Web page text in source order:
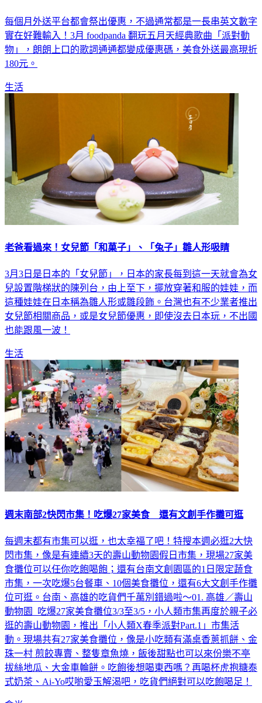
實在好難輸入！3月 foodpanda 翻玩五月天經典歌曲「派對動
物」，朗朗上口的歌詞通通都變成優惠碼，美食外送最高現折
180元。
兒設置階梯狀的陳列台，由上至下，擺放穿著和服的娃娃，而
這種娃娃在日本稱為雛人形或雛段飾。台灣也有不少業者推出
女兒節相關商品，或是女兒節優惠，即使沒去日本玩，不出國
也能跟風一波！
閃市集，像是有連續3天的壽山動物園假日市集，現場27家美
食攤位可以任你吃飽喝飽；還有台南文創園區的1日限定蔬食
市集，一次吃爆5台餐車、10個美食攤位，還有6大文創手作攤
位可逛。台南、高雄的吃貨們千萬別錯過啦～01. 高雄／壽山
動物園 吃爆27家美食攤位3/3至3/5，小人類市集再度於親子必
逛的壽山動物園，推出「小人類X春季派對Part.1」市集活
動。現場共有27家美食攤位，像是小吃類有滿桌香蔥抓餅、金
珠一村 煎餃專賣、整隻章魚燒，飯後甜點也可以來份樂不亭
拔絲地瓜、大金車輪餅。吃飽後想喝東西嗎？再喝杯虎抱糖泰
式奶茶、Ai-Yo哎喲愛玉解渴吧，吃貨們絕對可以吃飽喝足！